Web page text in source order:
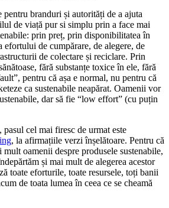
pentru branduri și autorități de a ajuta
de viață pur si simplu prin a face mai
prin preț, prin disponibilitatea în
efortului de cumpărare, de alegere, de
de colectare și reciclare. Prin
fără substanțe toxice în ele, fără
pentru că așa e normal, nu pentru că
ca sustenabile neapărat. Oamenii vor
dar să fie “low effort” (cu puțin
pasul cel mai firesc de urmat este
, la afirmațiile verzi înșelătoare. Pentru că
oamenii despre produsele sustenabile,
și mai mult de alegerea acestor
toate eforturile, toate resursele, toți banii
de toata lumea în ceea ce se cheamă